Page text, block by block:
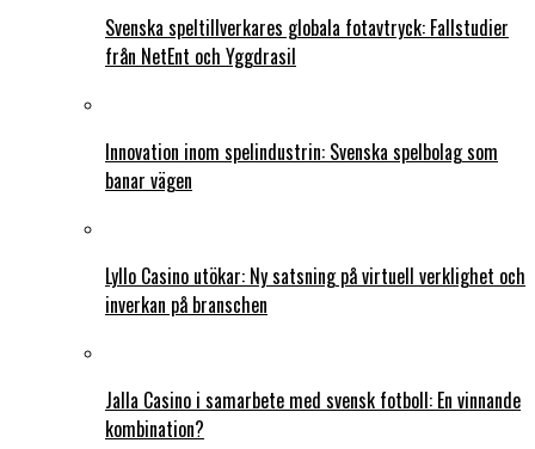
Svenska speltillverkares globala fotavtryck: Fallstudier
från NetEnt och Yggdrasil
Innovation inom spelindustrin: Svenska spelbolag som
banar vägen
Lyllo Casino utökar: Ny satsning på virtuell verklighet och
inverkan på branschen
Jalla Casino i samarbete med svensk fotboll: En vinnande
kombination?